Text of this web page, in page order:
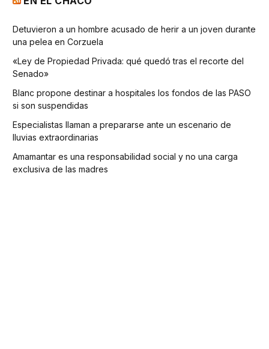
Detuvieron a un hombre acusado de herir a un joven durante
una pelea en Corzuela
«Ley de Propiedad Privada: qué quedó tras el recorte del
Senado»
Blanc propone destinar a hospitales los fondos de las PASO
si son suspendidas
Especialistas llaman a prepararse ante un escenario de
lluvias extraordinarias
Amamantar es una responsabilidad social y no una carga
exclusiva de las madres